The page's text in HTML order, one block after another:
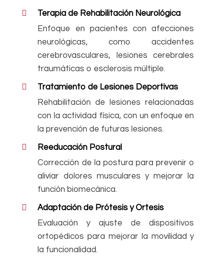
Terapia de Rehabilitación Neurológica
Enfoque en pacientes con afecciones
neurológicas, como accidentes
cerebrovasculares, lesiones cerebrales
traumáticas o esclerosis múltiple.
Tratamiento de Lesiones Deportivas
Rehabilitación de lesiones relacionadas
con la actividad física, con un enfoque en
la prevención de futuras lesiones.
Reeducación Postural
Corrección de la postura para prevenir o
aliviar dolores musculares y mejorar la
función biomecánica.
Adaptación de Prótesis y Ortesis
Evaluación y ajuste de dispositivos
ortopédicos para mejorar la movilidad y
la funcionalidad.